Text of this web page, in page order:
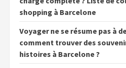
shopping à Barcelone
Voyager ne se résume pas à
comment trouver des
histoires à Barcelone ?